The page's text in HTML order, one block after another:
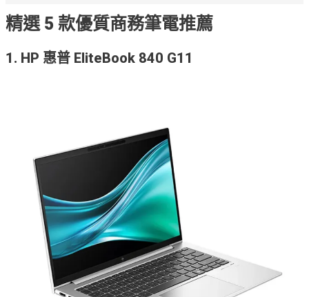
精選 5 款優質商務筆電推薦
1. HP 惠普 EliteBook 840 G11